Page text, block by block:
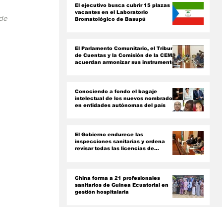
El ejecutivo busca cubrir 15 plazas
vacantes en el Laboratorio
Bromatológico de Basupú
El Parlamento Comunitario, el Tribunal
de Cuentas y la Comisión de la CEMAC
acuerdan armonizar sus instrumentos
Conociendo a fondo el bagaje
intelectual de los nuevos nombrados
en entidades autónomas del país ‎
El Gobierno endurece las
inspecciones sanitarias y ordena
revisar todas las licencias de
China forma a 21 profesionales
sanitarios de Guinea Ecuatorial en
gestión hospitalaria